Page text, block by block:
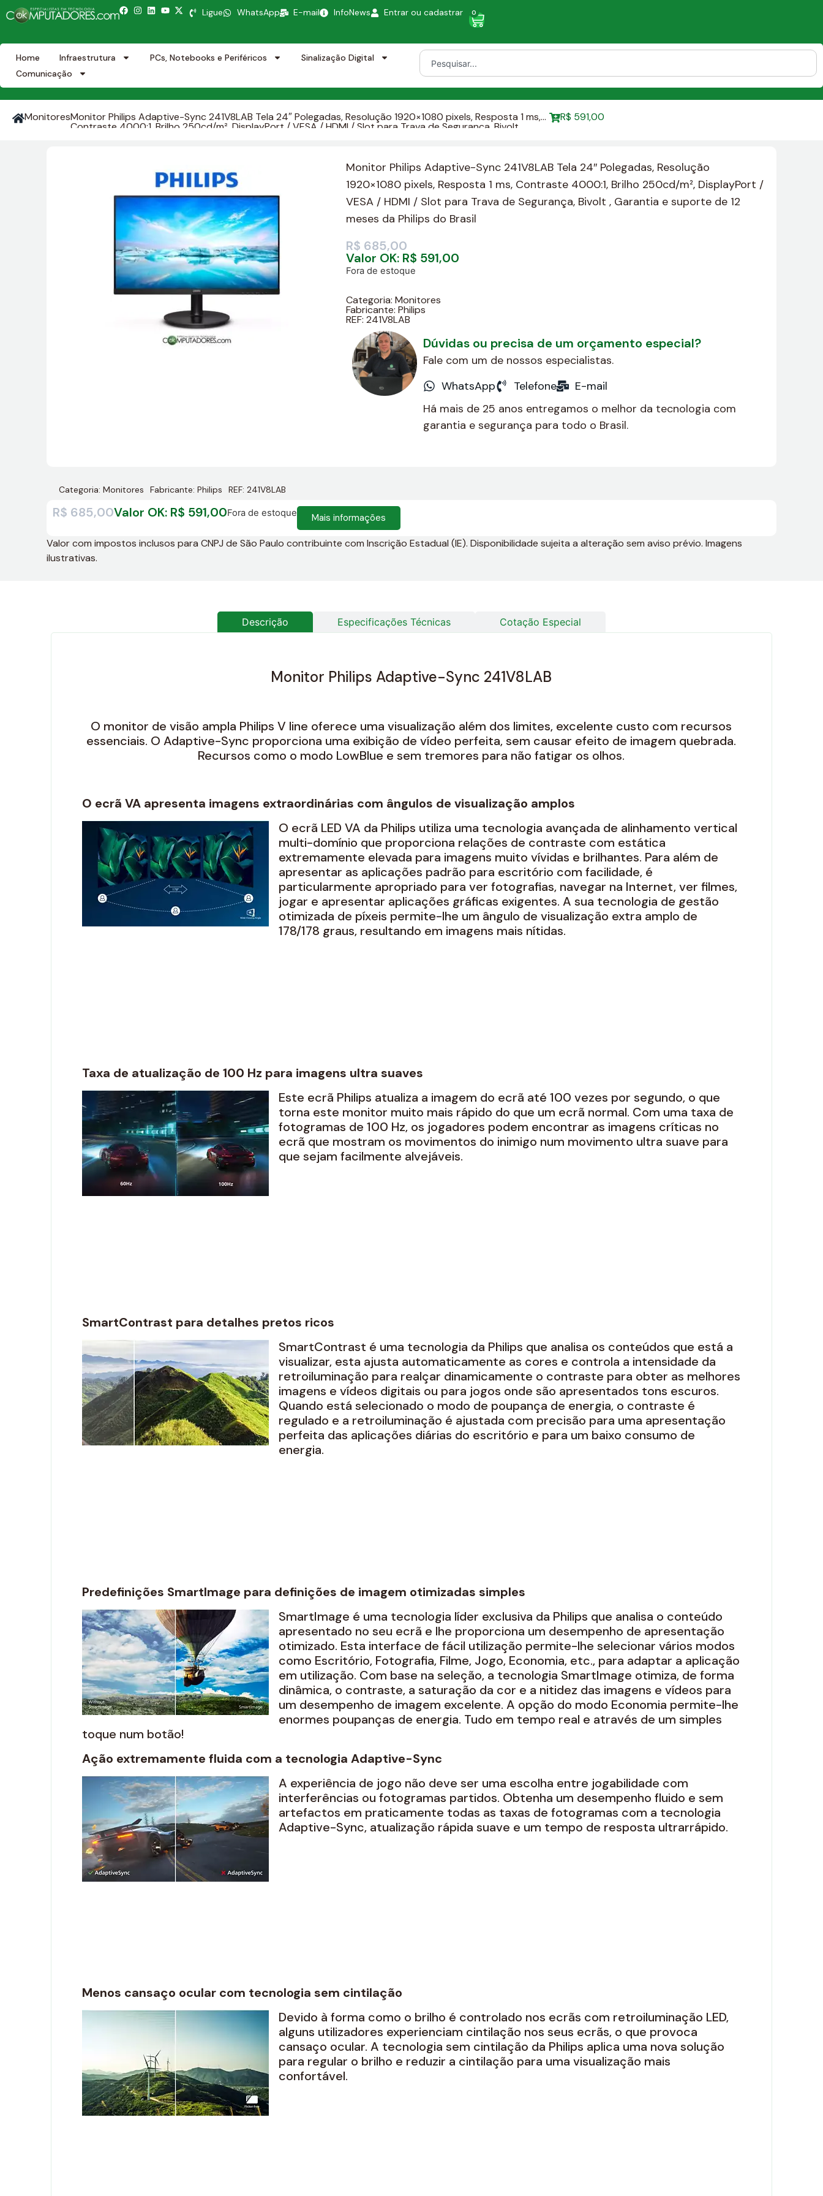
Ligue WhatsApp E-mail InfoNews Entrar ou cadastrar 0
Home Infraestrutura PCs, Notebooks e Periféricos
Sinalização Digital
Comunicação
MonitoresMonitor Philips Adaptive-Sync 241V8LAB Tela 24″ Polegadas, Resolução 1920×1080 pixels, Resposta 1 ms,
Contraste 4000:1, Brilho 250cd/m², DisplayPort / VESA / HDMI / Slot para Trava de Segurança, Bivolt ,
R$ 591,00
Monitor Philips Adaptive-Sync 241V8LAB Tela 24″ Polegadas, Resolução
1920×1080 pixels, Resposta 1 ms, Contraste 4000:1, Brilho 250cd/m², DisplayPort /
VESA / HDMI / Slot para Trava de Segurança, Bivolt , Garantia e suporte de 12
meses da Philips do Brasil
R$ 685,00
Valor OK: R$ 591,00
Fora de estoque
Categoria: Monitores
Fabricante: Philips
REF: 241V8LAB
Dúvidas ou precisa de um orçamento especial?
Fale com um de nossos especialistas.
WhatsApp
Telefone
E-mail
Há mais de 25 anos entregamos o melhor da tecnologia com
garantia e segurança para todo o Brasil.
Categoria:Monitores Fabricante:Philips REF: 241V8LAB
R$ 685,00Valor OK: R$ 591,00Fora de estoque Mais informações
Valor com impostos inclusos para CNPJ de São Paulo contribuinte com Inscrição Estadual (IE). Disponibilidade sujeita a alteração sem aviso prévio. Imagens
ilustrativas.
Descrição Especificações Técnicas Cotação Especial
Monitor Philips Adaptive-Sync 241V8LAB
O monitor de visão ampla Philips V line oferece uma visualização além dos limites, excelente custo com recursos
essenciais. O Adaptive-Sync proporciona uma exibição de vídeo perfeita, sem causar efeito de imagem quebrada.
Recursos como o modo LowBlue e sem tremores para não fatigar os olhos.
O ecrã VA apresenta imagens extraordinárias com ângulos de visualização amplos
O ecrã LED VA da Philips utiliza uma tecnologia avançada de alinhamento vertical
multi-domínio que proporciona relações de contraste com estática
extremamente elevada para imagens muito vívidas e brilhantes. Para além de
apresentar as aplicações padrão para escritório com facilidade, é
particularmente apropriado para ver fotografias, navegar na Internet, ver filmes,
jogar e apresentar aplicações gráficas exigentes. A sua tecnologia de gestão
otimizada de píxeis permite-lhe um ângulo de visualização extra amplo de
178/178 graus, resultando em imagens mais nítidas.
Taxa de atualização de 100 Hz para imagens ultra suaves
Este ecrã Philips atualiza a imagem do ecrã até 100 vezes por segundo, o que
torna este monitor muito mais rápido do que um ecrã normal. Com uma taxa de
fotogramas de 100 Hz, os jogadores podem encontrar as imagens críticas no
ecrã que mostram os movimentos do inimigo num movimento ultra suave para
que sejam facilmente alvejáveis.
SmartContrast para detalhes pretos ricos
SmartContrast é uma tecnologia da Philips que analisa os conteúdos que está a
visualizar, esta ajusta automaticamente as cores e controla a intensidade da
retroiluminação para realçar dinamicamente o contraste para obter as melhores
imagens e vídeos digitais ou para jogos onde são apresentados tons escuros.
Quando está selecionado o modo de poupança de energia, o contraste é
regulado e a retroiluminação é ajustada com precisão para uma apresentação
perfeita das aplicações diárias do escritório e para um baixo consumo de
energia.
Predefinições SmartImage para definições de imagem otimizadas simples
SmartImage é uma tecnologia líder exclusiva da Philips que analisa o conteúdo
apresentado no seu ecrã e lhe proporciona um desempenho de apresentação
otimizado. Esta interface de fácil utilização permite-lhe selecionar vários modos
como Escritório, Fotografia, Filme, Jogo, Economia, etc., para adaptar a aplicação
em utilização. Com base na seleção, a tecnologia SmartImage otimiza, de forma
dinâmica, o contraste, a saturação da cor e a nitidez das imagens e vídeos para
um desempenho de imagem excelente. A opção do modo Economia permite-lhe
enormes poupanças de energia. Tudo em tempo real e através de um simples
toque num botão!
Ação extremamente fluida com a tecnologia Adaptive-Sync
A experiência de jogo não deve ser uma escolha entre jogabilidade com
interferências ou fotogramas partidos. Obtenha um desempenho fluido e sem
artefactos em praticamente todas as taxas de fotogramas com a tecnologia
Adaptive-Sync, atualização rápida suave e um tempo de resposta ultrarrápido.
Menos cansaço ocular com tecnologia sem cintilação
Devido à forma como o brilho é controlado nos ecrãs com retroiluminação LED,
alguns utilizadores experienciam cintilação nos seus ecrãs, o que provoca
cansaço ocular. A tecnologia sem cintilação da Philips aplica uma nova solução
para regular o brilho e reduzir a cintilação para uma visualização mais
confortável.